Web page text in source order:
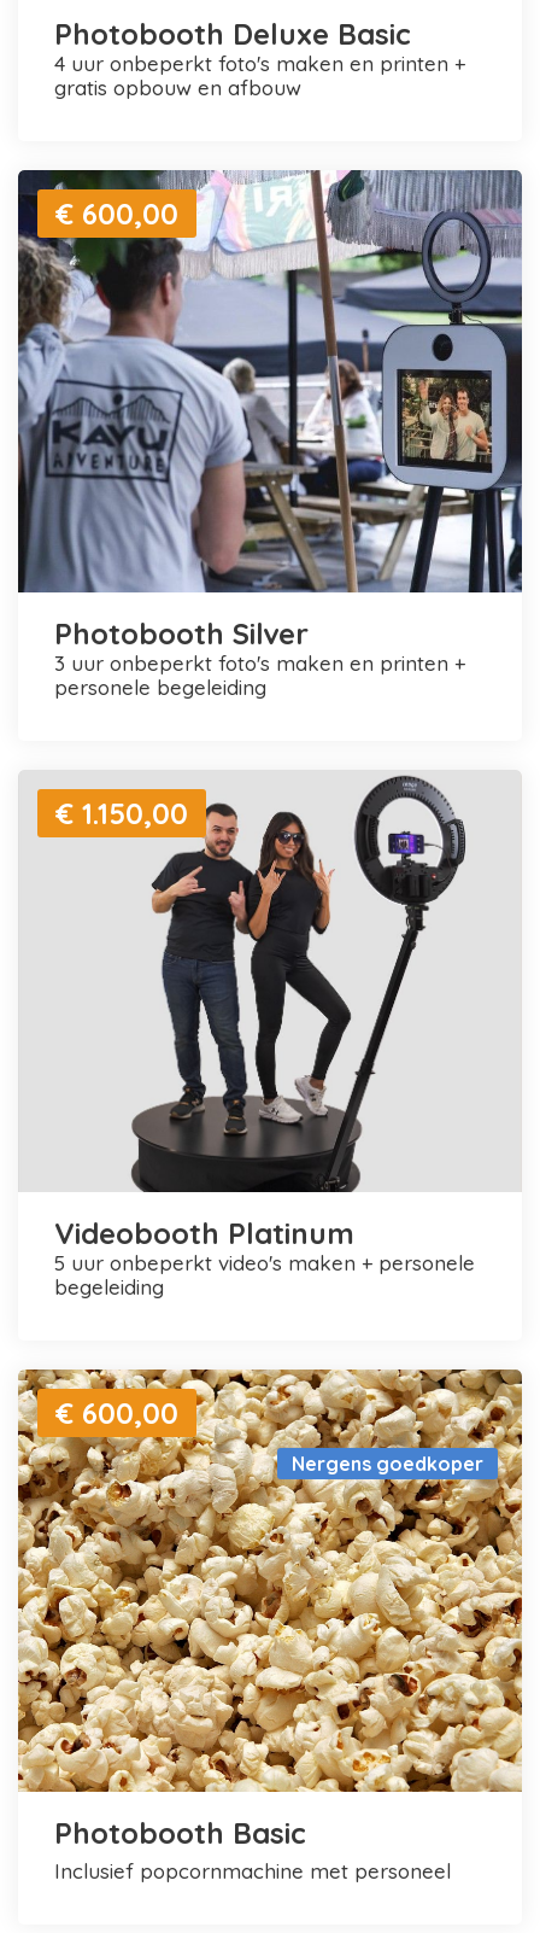
Photobooth Deluxe Basic
4 uur onbeperkt foto's maken en printen +
gratis opbouw en afbouw
€ 600,00
Photobooth Silver
3 uur onbeperkt foto's maken en printen +
personele begeleiding
€ 1.150,00
Videobooth Platinum
5 uur onbeperkt video's maken + personele
begeleiding
Nergens goedkoper
€ 600,00
Photobooth Basic
inclusief popcornmachine met personeel